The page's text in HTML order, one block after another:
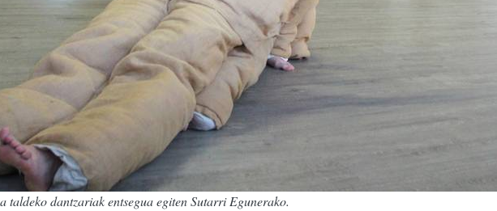
taldeko dantzariak entsegua egiten Sutarri Egunerako.